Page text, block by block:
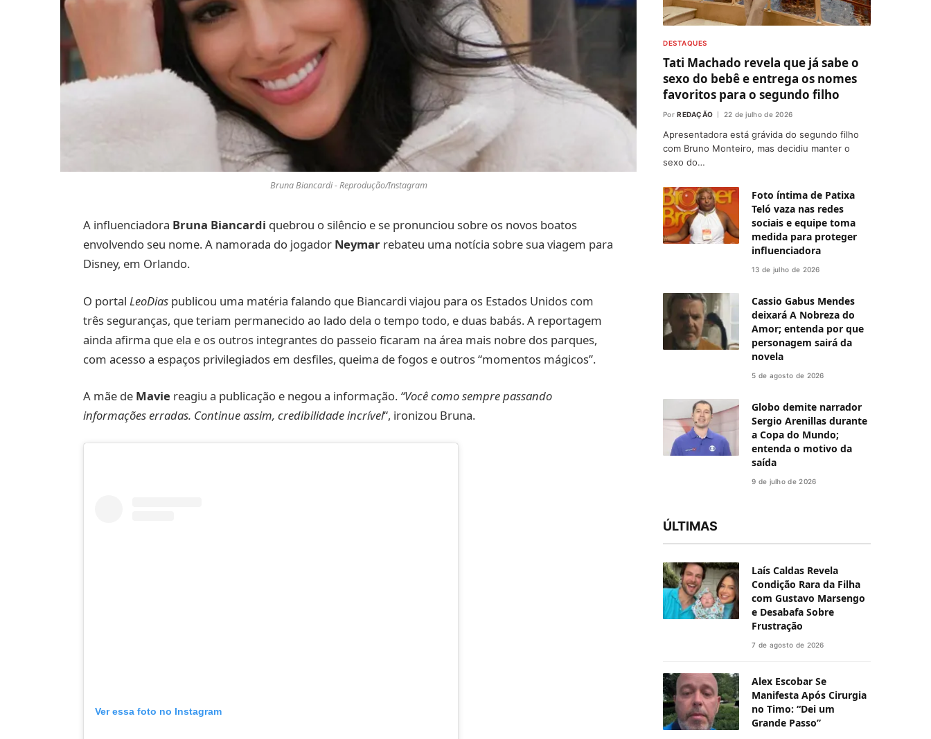
Bruna Biancardi - Reprodução/Instagram
A influenciadora Bruna Biancardi quebrou o silêncio e se pronunciou sobre os novos boatos
envolvendo seu nome. A namorada do jogador Neymarrebateu uma notícia sobre sua viagem para
Disney, em Orlando.
O portal LeoDiaspublicou uma matéria falando que Biancardi viajou para os Estados Unidos com
três seguranças, que teriam permanecido ao lado dela o tempo todo, e duas babás. A reportagem
ainda afirma que ela e os outros integrantes do passeio ficaram na área mais nobre dos parques,
com acesso a espaços privilegiados em desfiles, queima de fogos e outros “momentos mágicos”.
A mãe de Mavie reagiu a publicação e negou a informação.“Você como sempre passando
informações erradas. Continue assim, credibilidade incrível“, ironizou Bruna.
Ver essa foto no Instagram
DESTAQUES
Tati Machado revela que já sabe o
sexo do bebê e entrega os nomes
favoritos para o segundo filho
Por REDAÇÃO 22 de julho de 2026
Apresentadora está grávida do segundo filho
com Bruno Monteiro, mas decidiu manter o
sexo do…
Foto íntima de Patixa
Teló vaza nas redes
sociais e equipe toma
medida para proteger
influenciadora
13 de julho de 2026
Cassio Gabus Mendes
deixará A Nobreza do
Amor; entenda por que
personagem sairá da
novela
5 de agosto de 2026
Globo demite narrador
Sergio Arenillas durante
a Copa do Mundo;
entenda o motivo da
saída
9 de julho de 2026
ÚLTIMAS
Laís Caldas Revela
Condição Rara da Filha
com Gustavo Marsengo
e Desabafa Sobre
Frustração
7 de agosto de 2026
Alex Escobar Se
Manifesta Após Cirurgia
no Timo: “Dei um
Grande Passo”